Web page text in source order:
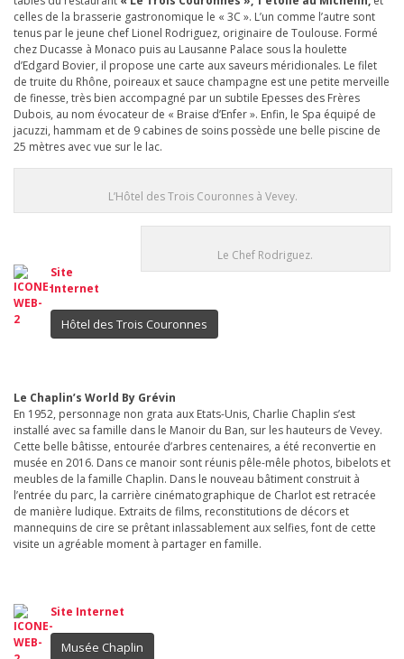
celles de la brasserie gastronomique le « 3C ». L’un comme l’autre sont
tenus par le jeune chef Lionel Rodriguez, originaire de Toulouse. Formé
chez Ducasse à Monaco puis au Lausanne Palace sous la houlette
d’Edgard Bovier, il propose une carte aux saveurs méridionales. Le filet
de truite du Rhône, poireaux et sauce champagne est une petite merveille
de finesse, très bien accompagné par un subtile Epesses des Frères
Dubois, au nom évocateur de « Braise d’Enfer ». Enfin, le Spa équipé de
jacuzzi, hammam et de 9 cabines de soins possède une belle piscine de
25 mètres avec vue sur le lac.
L’Hôtel des Trois Couronnes à Vevey.
Le Chef Rodriguez.
Site
Internet
Hôtel des Trois Couronnes
Le Chaplin’s World By Grévin
En 1952, personnage non grata aux Etats-Unis, Charlie Chaplin s’est
installé avec sa famille dans le Manoir du Ban, sur les hauteurs de Vevey.
Cette belle bâtisse, entourée d’arbres centenaires, a été reconvertie en
musée en 2016. Dans ce manoir sont réunis pêle-mêle photos, bibelots et
meubles de la famille Chaplin. Dans le nouveau bâtiment construit à
l’entrée du parc, la carrière cinématographique de Charlot est retracée
de manière ludique. Extraits de films, reconstitutions de décors et
mannequins de cire se prêtant inlassablement aux selfies, font de cette
visite un agréable moment à partager en famille.
Site Internet
Musée Chaplin